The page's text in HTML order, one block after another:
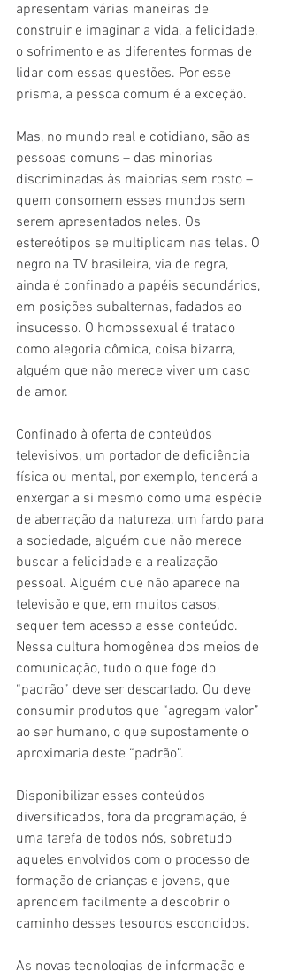
apresentam várias maneiras de
construir e imaginar a vida, a felicidade,
o sofrimento e as diferentes formas de
lidar com essas questões. Por esse
prisma, a pessoa comum é a exceção.
Mas, no mundo real e cotidiano, são as
pessoas comuns – das minorias
discriminadas às maiorias sem rosto –
quem consomem esses mundos sem
serem apresentados neles. Os
estereótipos se multiplicam nas telas. O
negro na TV brasileira, via de regra,
ainda é confinado a papéis secundários,
em posições subalternas, fadados ao
insucesso. O homossexual é tratado
como alegoria cômica, coisa bizarra,
alguém que não merece viver um caso
de amor.
Confinado à oferta de conteúdos
televisivos, um portador de deficiência
física ou mental, por exemplo, tenderá a
enxergar a si mesmo como uma espécie
de aberração da natureza, um fardo para
a sociedade, alguém que não merece
buscar a felicidade e a realização
pessoal. Alguém que não aparece na
televisão e que, em muitos casos,
sequer tem acesso a esse conteúdo.
Nessa cultura homogênea dos meios de
comunicação, tudo o que foge do
“padrão” deve ser descartado. Ou deve
consumir produtos que “agregam valor”
ao ser humano, o que supostamente o
aproximaria deste “padrão”.
Disponibilizar esses conteúdos
diversificados, fora da programação, é
uma tarefa de todos nós, sobretudo
aqueles envolvidos com o processo de
formação de crianças e jovens, que
aprendem facilmente a descobrir o
caminho desses tesouros escondidos.
As novas tecnologias de informação e